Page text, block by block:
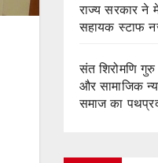
राज्य सरकार
सहायक स्टाफ
संत शिरोमणि
और सामाजिक
समाज का